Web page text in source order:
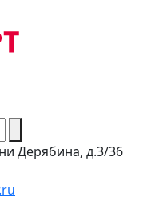
Дерябина, д.3/36